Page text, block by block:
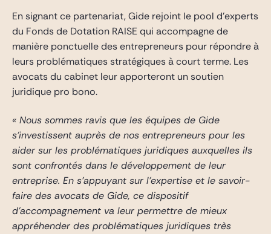
En signant ce partenariat, Gide rejoint le pool d’experts
du Fonds de Dotation RAISE qui accompagne de
manière ponctuelle des entrepreneurs pour répondre à
leurs problématiques stratégiques à court terme. Les
avocats du cabinet leur apporteront un soutien
juridique pro bono.
« Nous sommes ravis que les équipes de Gide
s’investissent auprès de nos entrepreneurs pour les
aider sur les problématiques juridiques auxquelles ils
sont confrontés dans le développement de leur
entreprise. En s’appuyant sur l’expertise et le savoir-
faire des avocats de Gide, ce dispositif
d’accompagnement va leur permettre de mieux
appréhender des problématiques juridiques très